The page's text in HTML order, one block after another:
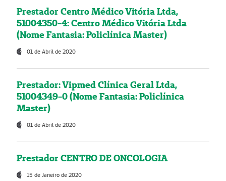
Prestador Centro Médico Vitória Ltda,
51004350-4: Centro Médico Vitória Ltda
(Nome Fantasia: Policlínica Master)
01 de Abril de 2020
Prestador: Vipmed Clínica Geral Ltda,
51004349-0 (Nome Fantasia: Policlínica
Master)
01 de Abril de 2020
Prestador CENTRO DE ONCOLOGIA
15 de Janeiro de 2020